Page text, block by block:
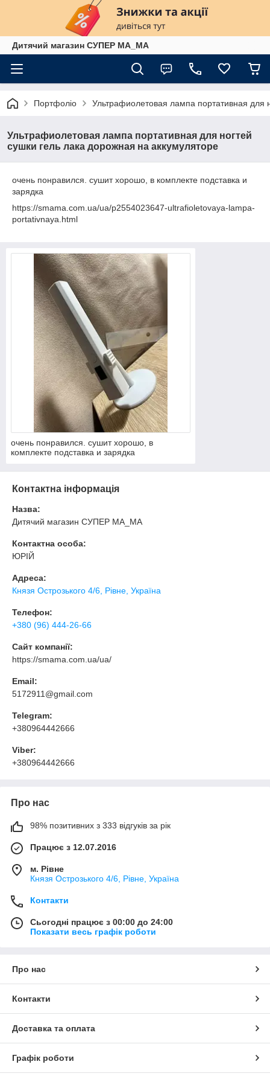
Дитячий магазин СУПЕР МА_МА
Портфоліо Ультрафиолетовая лампа портативная для
Ультрафиолетовая лампа портативная для ногтей
сушки гель лака дорожная на аккумуляторе
очень понравился. сушит хорошо, в комплекте подставка и
зарядка
https://smama.com.ua/ua/p2554023647-ultrafioletovaya-lampa-
portativnaya.html
очень понравился. сушит хорошо, в
комплекте подставка и зарядка
Контактна інформація
Назва:
Дитячий магазин СУПЕР МА_МА
Контактна особа:
ЮРІЙ
Адреса:
Князя Острозького 4/6, Рівне, Україна
Телефон:
+380 (96) 444-26-66
Сайт компанії:
https://smama.com.ua/ua/
Email:
5172911@gmail.com
Telegram:
+380964442666
Viber:
+380964442666
Про нас
98% позитивних з 333 відгуків за рік
Працює з 12.07.2016
м. Рівне
Князя Острозького 4/6, Рівне, Україна
Контакти
Сьогодні працює з 00:00 до 24:00
Показати весь графік роботи
Про нас
Контакти
Доставка та оплата
Графік роботи